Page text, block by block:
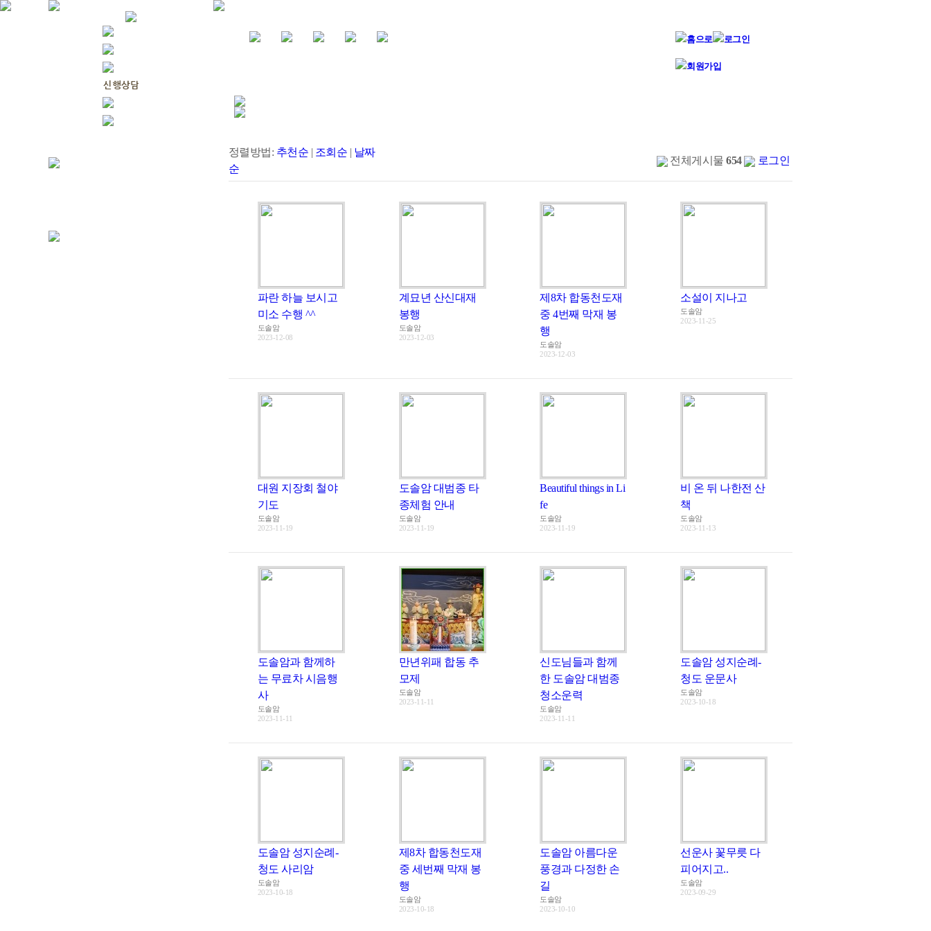
정렬방법: 추천순 | 조회순 | 날짜
순
전체게시물 654 로그인
파란 하늘 보시고
미소 수행 ^^
도솔암
2023-12-08
계묘년 산신대재
봉행
도솔암
2023-12-03
제8차 합동천도재
중 4번째 막재 봉
행
도솔암
2023-12-03
소설이 지나고
도솔암
2023-11-25
대원 지장회 철야
기도
도솔암
2023-11-19
도솔암 대범종 타
종체험 안내
도솔암
2023-11-19
Beautiful things in Li
fe
도솔암
2023-11-19
비 온 뒤 나한전 산
책
도솔암
2023-11-13
도솔암과 함께하
는 무료차 시음행
사
도솔암
2023-11-11
만년위패 합동 추
모제
도솔암
2023-11-11
신도님들과 함께
한 도솔암 대범종
청소운력
도솔암
2023-11-11
도솔암 성지순례-
청도 운문사
도솔암
2023-10-18
도솔암 성지순례-
청도 사리암
도솔암
2023-10-18
제8차 합동천도재
중 세번째 막재 봉
행
도솔암
2023-10-18
도솔암 아름다운
풍경과 다정한 손
길
도솔암
2023-10-10
선운사 꽃무릇 다
피어지고..
도솔암
2023-09-29